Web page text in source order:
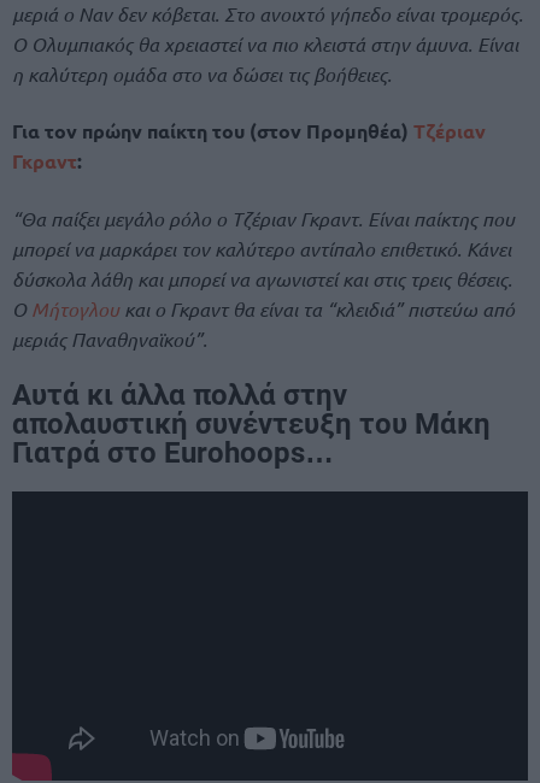
μεριά ο Ναν δεν κόβεται. Στο ανοιχτό γήπεδο είναι τρομερός.
Ο Ολυμπιακός θα χρειαστεί να πιο κλειστά στην άμυνα. Είναι
η καλύτερη ομάδα στο να δώσει τις βοήθειες.
Για τον πρώην παίκτη του (στον Προμηθέα) Τζέριαν
Γκραντ:
“Θα παίξει μεγάλο ρόλο ο Τζέριαν Γκραντ. Είναι παίκτης που
μπορεί να μαρκάρει τον καλύτερο αντίπαλο επιθετικό. Κάνει
δύσκολα λάθη και μπορεί να αγωνιστεί και στις τρεις θέσεις.
Ο Μήτογλουκαι ο Γκραντ θα είναι τα “κλειδιά” πιστεύω από
μεριάς Παναθηναϊκού”.
Αυτά κι άλλα πολλά στην
απολαυστική συνέντευξη του Μάκη
Γιατρά στο Eurohoops…